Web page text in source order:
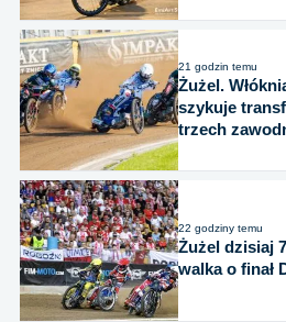
21 godzin temu
Żużel.
szykuje
trzech
22 godziny temu
Żużel dzisiaj
walka o finał